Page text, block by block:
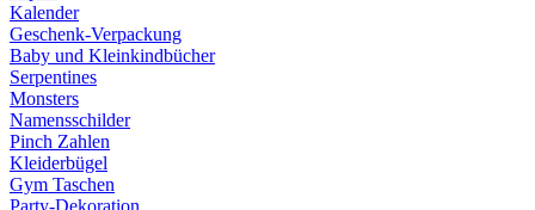
Kalender
Geschenk-Verpackung
Baby und Kleinkindbücher
Serpentines
Monsters
Namensschilder
Pinch Zahlen
Kleiderbügel
Gym Taschen
Party-Dekoration